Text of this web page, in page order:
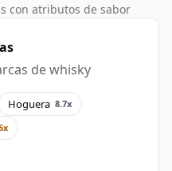
con atributos de sabor
de whisky
Hoguera 8.7x